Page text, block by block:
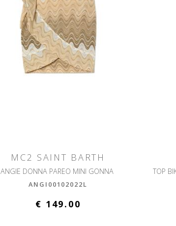
MC2 SAINT BARTH
ANGIE DONNA PAREO MINI GONNA
ANGI00102022L
€ 149.00